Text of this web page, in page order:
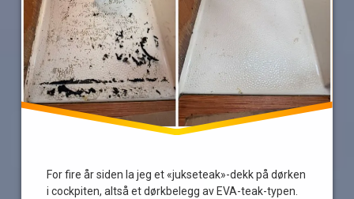
For fire år siden la jeg et «jukseteak»-dekk på dørken
i cockpiten, altså et dørkbelegg av EVA-teak-typen.
Technomelt
teppe